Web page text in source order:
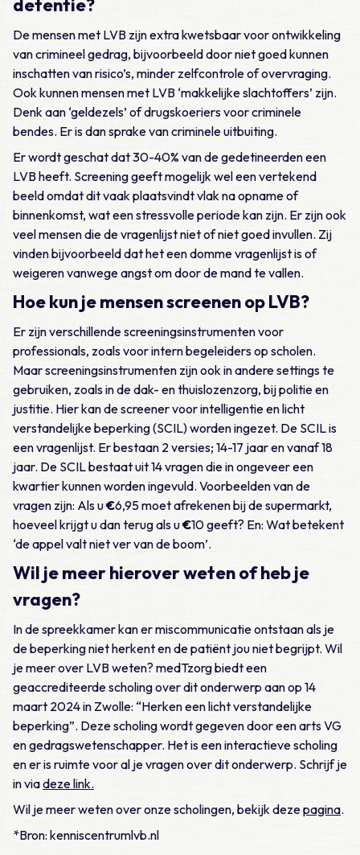
detentie?
De mensen met LVB zijn extra kwetsbaar voor ontwikkeling
van crimineel gedrag, bijvoorbeeld door niet goed kunnen
inschatten van risico’s, minder zelfcontrole of overvraging.
Ook kunnen mensen met LVB ‘makkelijke slachtoffers’ zijn.
Denk aan ‘geldezels’ of drugskoeriers voor criminele
bendes. Er is dan sprake van criminele uitbuiting.
Er wordt geschat dat 30-40% van de gedetineerden een
LVB heeft. Screening geeft mogelijk wel een vertekend
beeld omdat dit vaak plaatsvindt vlak na opname of
binnenkomst, wat een stressvolle periode kan zijn. Er zijn ook
veel mensen die de vragenlijst niet of niet goed invullen. Zij
vinden bijvoorbeeld dat het een domme vragenlijst is of
weigeren vanwege angst om door de mand te vallen.
Hoe kun je mensen screenen op LVB?
Er zijn verschillende screeningsinstrumenten voor
professionals, zoals voor intern begeleiders op scholen.
Maar screeningsinstrumenten zijn ook in andere settings te
gebruiken, zoals in de dak- en thuislozenzorg, bij politie en
justitie. Hier kan de screener voor intelligentie en licht
verstandelijke beperking (SCIL) worden ingezet. De SCIL is
een vragenlijst. Er bestaan 2 versies; 14-17 jaar en vanaf 18
jaar. De SCIL bestaat uit 14 vragen die in ongeveer een
kwartier kunnen worden ingevuld. Voorbeelden van de
vragen zijn: Als u€6,95 moet afrekenen bij de supermarkt,
hoeveel krijgt u dan terug als u€10 geeft? En: Wat betekent
‘de appel valt niet ver van de boom’.
Wil je meer hierover weten of heb je
vragen?
In de spreekkamer kan er miscommunicatie ontstaan als je
de beperking niet herkent en de patiënt jou niet begrijpt. Wil
je meer over LVB weten? medTzorg biedt een
geaccrediteerde scholing over dit onderwerp aan op 14
maart 2024 in Zwolle: “Herken een licht verstandelijke
beperking”. Deze scholing wordt gegeven door een arts VG
en gedragswetenschapper. Het is een interactieve scholing
en er is ruimte voor al je vragen over dit onderwerp. Schrijf je
in viadeze link.
Wil je meer weten over onze scholingen, bekijk dezepagina.
*Bron: kenniscentrumlvb.nl